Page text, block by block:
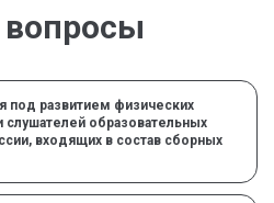
под развитием физических
слушателей образовательных
входящих в состав сборных